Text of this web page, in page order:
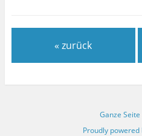
« zurück
Ganze
Proudly powered